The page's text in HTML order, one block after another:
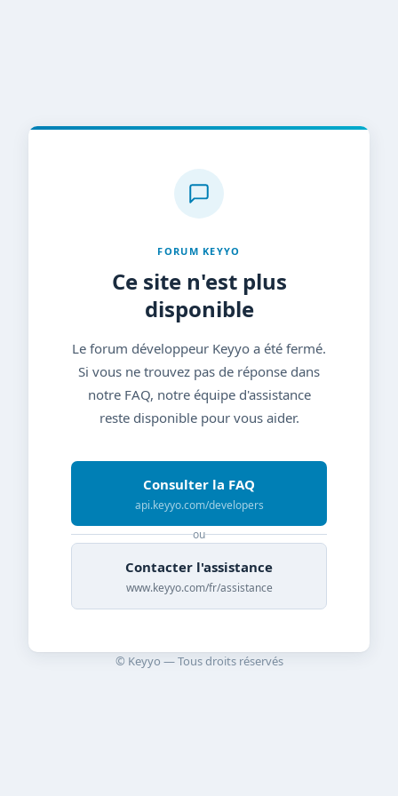
FORUM KEYYO
Ce site n'est plus
disponible
Le forum développeur Keyyo a été fermé.
Si vous ne trouvez pas de réponse dans
notre FAQ, notre équipe d'assistance
reste disponible pour vous aider.
Consulter la FAQ
api.keyyo.com/developers
ou
Contacter l'assistance
www.keyyo.com/fr/assistance
© Keyyo — Tous droits réservés